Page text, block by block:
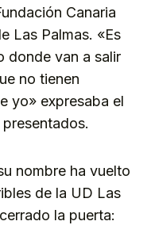
Canaria
Las Palmas. «Es
donde van a salir
no tienen
yo» expresaba el
nombre ha vuelto
de la UD Las
la puerta: